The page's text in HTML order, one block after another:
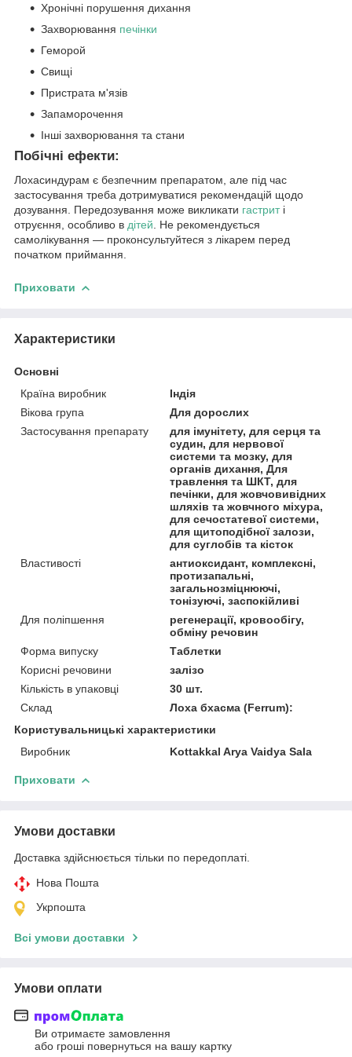
Хронічні порушення дихання
Захворювання печінки
Геморой
Свищі
Пристрата м'язів
Запаморочення
Інші захворювання та стани
Побічні ефекти:
Лохасиндурам є безпечним препаратом, але під час
застосування треба дотримуватися рекомендацій щодо
дозування. Передозування може викликати гастриті
отруєння, особливо в дітей . Не рекомендується
самолікування — проконсультуйтеся з лікарем перед
початком приймання.
Приховати
Характеристики
Основні
Країна виробник
Індія
Вікова група
Для дорослих
Застосування препарату
для імунітету, для серця та
судин, для нервової
системи та мозку, для
органів дихання, Для
травлення та ШКТ, для
печінки, для жовчовивідних
шляхів та жовчного міхура,
для сечостатевої системи,
для щитоподібної залози,
для суглобів та кісток
Властивості
антиоксидант, комплексні,
протизапальні,
загальнозміцнюючі,
тонізуючі, заспокійливі
Для поліпшення
регенерації, кровообігу,
обміну речовин
Форма випуску
Таблетки
Корисні речовини
залізо
Кількість в упаковці
30 шт.
Склад
Лоха бхасма (Ferrum):
Користувальницькі характеристики
Виробник
Kottakkal Arya Vaidya Sala
Приховати
Умови доставки
Доставка здійснюється тільки по передоплаті.
Нова Пошта
Укрпошта
Всі умови доставки
Умови оплати
Ви отримаєте замовлення
або гроші повернуться на вашу картку